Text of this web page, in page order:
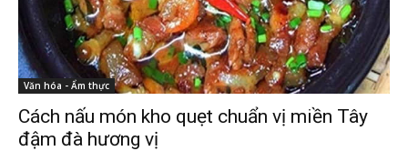
Văn hóa - Ẩm thực
Cách nấu món kho quẹt chuẩn vị miền Tây
đậm đà hương vị